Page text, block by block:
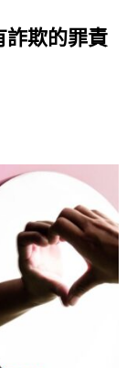
詐欺的罪責